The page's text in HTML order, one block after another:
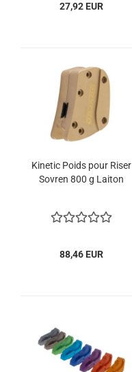
27,92 EUR
Kinetic Poids pour Riser
Sovren 800 g Laiton
88,46 EUR